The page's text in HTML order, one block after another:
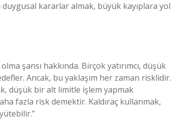
duygusal kararlar almak, büyük kayıplara yol
şansı hakkında. Birçok yatırımcı, düşük
Ancak, bu yaklaşım her zaman risklidir.
düşük bir alt limitle işlem yapmak
fazla risk demektir. Kaldıraç kullanmak,